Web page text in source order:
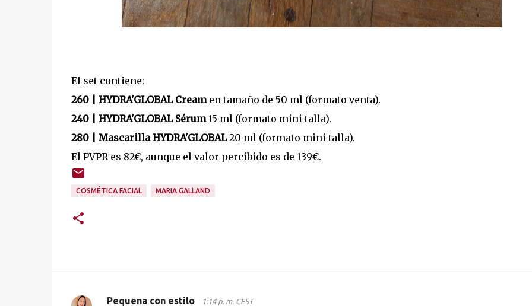
El set contiene:
260 | HYDRA'GLOBAL Creamen tamaño de 50 ml (formato venta).
240 | HYDRA'GLOBAL Sérum15 ml (formato mini talla).
280 | Mascarilla HYDRA'GLOBAL20 ml (formato mini talla).
El PVPR es 82€, aunque el valor percibido es de 139€.
COSMÉTICA FACIAL MARIA GALLAND
Pequena con estilo 1:14 p. m. CEST